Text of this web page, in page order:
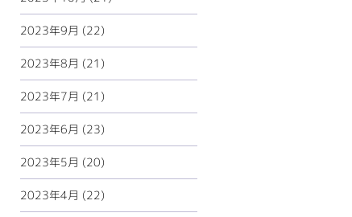
2023年9月 (22)
2023年8月 (21)
2023年7月 (21)
2023年6月 (23)
2023年5月 (20)
2023年4月 (22)